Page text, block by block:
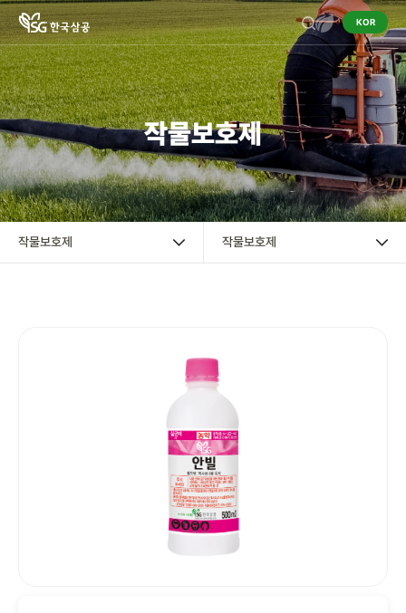
KOR
기업정보
작물보호제
작물보호제
작물보호제
작물보호제 작물보호제